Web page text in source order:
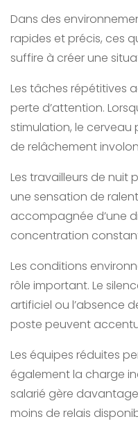
Dans des
rapides et précis, ces
suffire à créer une
Les tâches répétitives
perte d’attention.
stimulation, le cerveau
de relâchement
Les travailleurs de nuit
une sensation de
accompagnée d’une
concentration
Les conditions
rôle important. Le
artificiel ou l’absence
poste peuvent
Les équipes réduites
également la charge
salarié gère
moins de relais